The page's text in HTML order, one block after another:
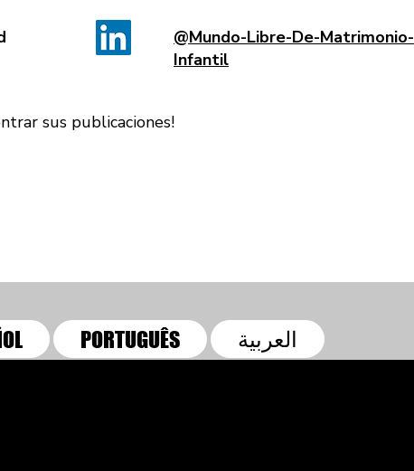
@Mundo-Libre-De-Matrimonio-
Infantil
sus publicaciones!
PORTUGUÊS العربية